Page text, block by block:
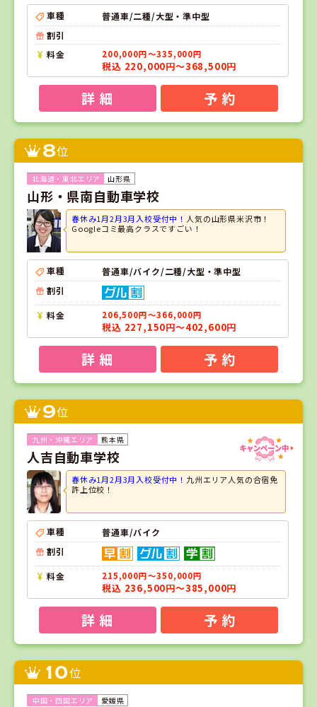
車種
普通車/二種/大型・準中型
割引
料金
200,000円～335,000円
税込 220,000円～368,500円
詳 細 予 約
8位
山形県
山形・県南自動車学校
春休み1月2月3月入校受付中！ 人気の山形県米沢市！
Googleコミ最高クラスですごい！
車種
普通車/バイク/二種/大型・準中型
割引
料金 206,500円～366,000円
税込 227,150円～402,600円
詳 細 予 約
9位
熊本県
人吉自動車学校
春休み1月2月3月入校受付中！ 九州エリア人気の合宿免
許上位校！
車種
普通車/バイク
割引
料金 215,000円～350,000円
税込 236,500円～385,000円
詳 細 予 約
10位
愛媛県